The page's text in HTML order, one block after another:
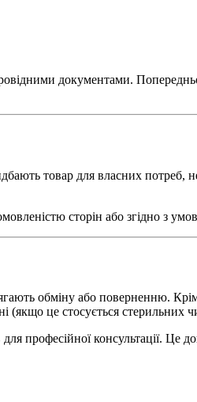
документами.
товар для власних потреб,
сторін або згідно з
обміну або поверненню.
це стосується стерильних
професійної консультації. Це